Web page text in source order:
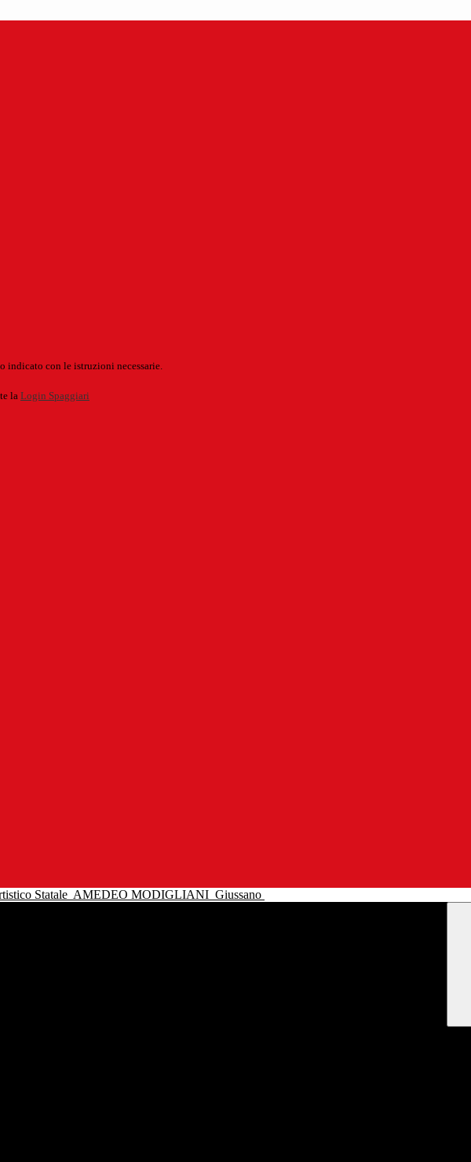
indicato con le istruzioni necessarie.
la Login Spaggiari
Statale AMEDEO MODIGLIANI Giussano